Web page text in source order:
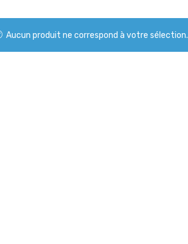
Aucun produit ne correspond à votre sélection.